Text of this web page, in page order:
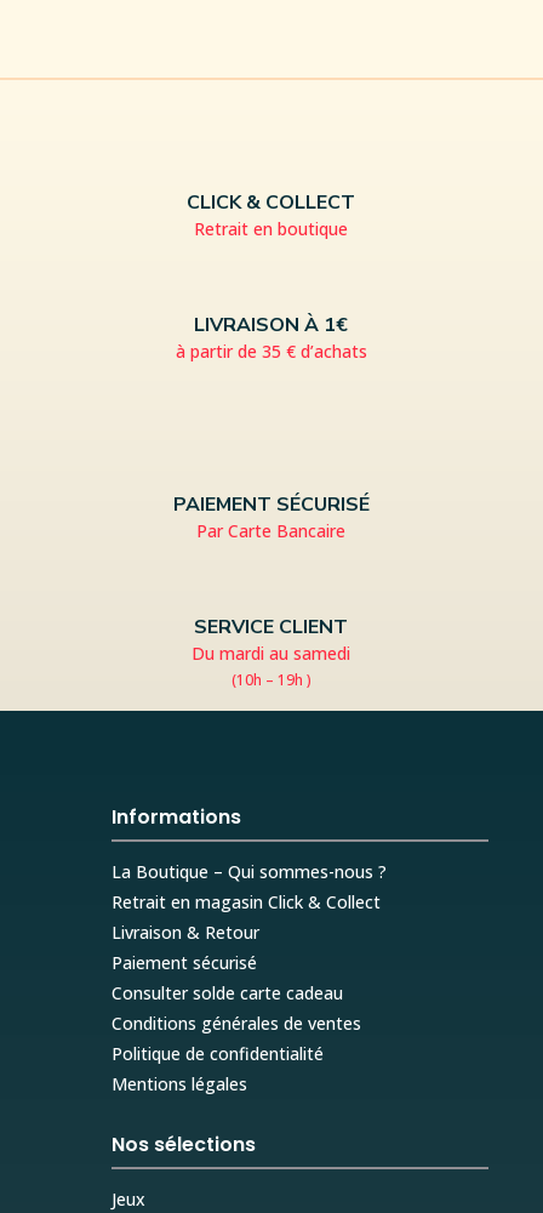
CLICK & COLLECT
Retrait en boutique
LIVRAISON À 1€
à partir de 35 € d’achats
PAIEMENT SÉCURISÉ
Par Carte Bancaire
SERVICE CLIENT
Du mardi au samedi
(10h – 19h )
Informations
La Boutique – Qui sommes-nous ?
Retrait en magasin Click & Collect
Livraison & Retour
Paiement sécurisé
Consulter solde carte cadeau
Conditions générales de ventes
Politique de confidentialité
Mentions légales
Nos sélections
Jeux